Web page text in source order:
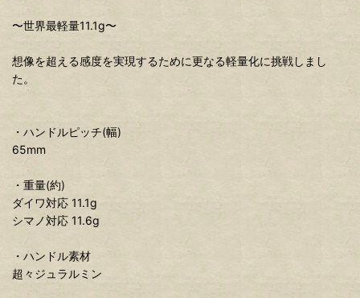
〜世界最軽量11.1g〜
想像を超える感度を実現するために更なる軽量化に挑戦しまし
た。
・ハンドルピッチ(幅)
65mm
・重量(約)
ダイワ対応 11.1g
シマノ対応 11.6g
・ハンドル素材
超々ジュラルミン